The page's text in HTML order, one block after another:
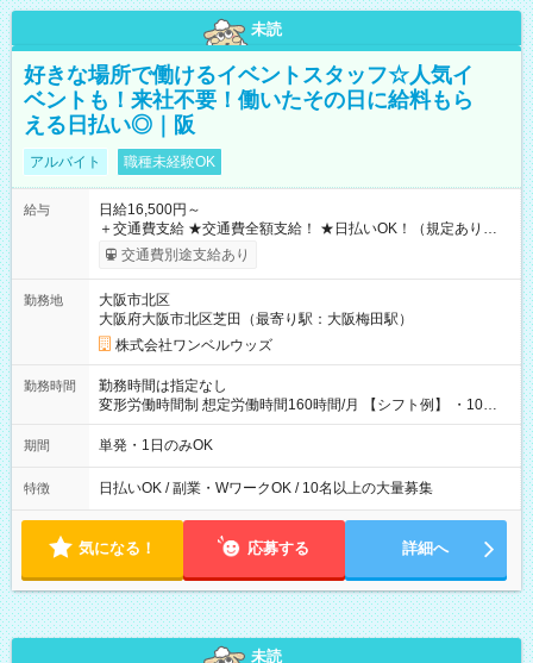
未読
好きな場所で働けるイベントスタッフ☆人気イ
ベントも！来社不要！働いたその日に給料もら
える日払い◎｜阪
アルバイト 職種未経験OK
給与
日給16,500円～
＋交通費支給 ★交通費全額支給！ ★日払いOK！（規定あり） ┗
働いたその日に現金GET♪ お仕事後はコンビニATMから 日払
交通費別途支給あり
勤務地
大阪市北区
大阪府大阪市北区芝田（最寄り駅：大阪梅田駅）
株式会社ワンベルウッズ
勤務時間
勤務時間は指定なし
変形労働時間制 想定労働時間160時間/月 【シフト例】 ・10：
00～20：00
期間 単発・1日のみOK
特徴 日払いOK / 副業・WワークOK / 10名以上の大量募集
気になる！ 応募する 詳細へ
未読